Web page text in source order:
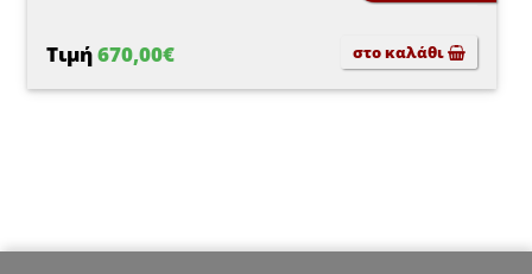
Τιμή670,00€ στο καλάθι